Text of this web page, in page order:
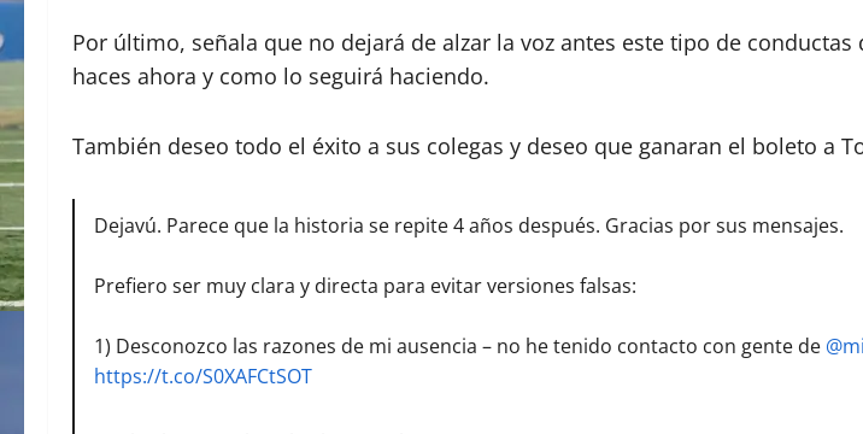
Por último, señala que no dejará de alzar la voz antes este tipo de
haces ahora y como lo seguirá haciendo.
También deseo todo el éxito a sus colegas y deseo que ganaran el boleto a
Dejavú. Parece que la historia se repite 4 años después. Gracias por sus mensajes.
Prefiero ser muy clara y directa para evitar versiones falsas:
1) Desconozco las razones de mi ausencia – no he tenido contacto con gente de
https://t.co/S0XAFCtSOT